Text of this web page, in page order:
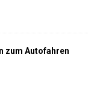
zum Autofahren